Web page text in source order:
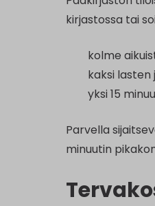
kirjastossa tai
kolme
kaksi
yksi 15
Parvella
minuutin